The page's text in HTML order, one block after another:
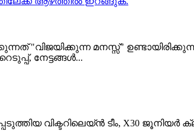
"വിജയിക്കുന്ന മനസ്സ്"
നേട്ടങ്ങൾ...
വിക്ടറിലെയ്‌ൻ ടീം, X30